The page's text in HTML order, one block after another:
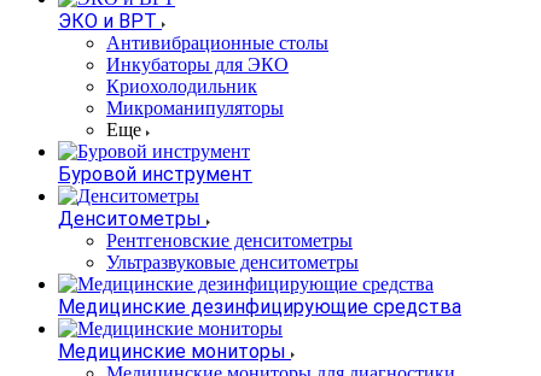
ЭКО и ВРТ
Антивибрационные столы
Инкубаторы для ЭКО
Криохолодильник
Микроманипуляторы
Еще
Буровой инструмент
Денситометры
Рентгеновские денситометры
Ультразвуковые денситометры
Медицинские дезинфицирующие средства
Медицинские мониторы